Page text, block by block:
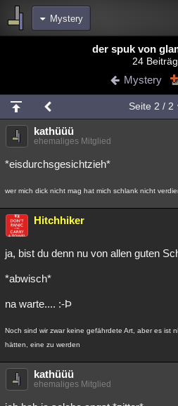
Mystery
Blogs
Chat Wiki Neuigkeiten
meine Rubriken
Menschen
Spiritualität Verschwörungen
Natur Umfragen Unterhaltung
weitere Rubriken
Philosophie
Astronomie Helpdesk Gruppen
Übersichten
Besucht Teilgenommen Alle
der spuk von
24
Mystery
Seite 2 / 2
kathüüü
ehemaliges Mitglied
*eisdurchsgesichtzieh*
wer mich dick nicht mag hat mich schlank nicht
Hitchhiker
ja, bist du denn nu von allen guten
*abwisch*
na warte.... :-Þ
Noch sind wir zwar keine gefährdete Art, aber es ist
hätten, eine zu werden
kathüüü
ehemaliges Mitglied